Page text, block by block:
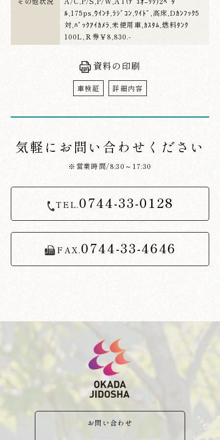
ﾙ,175ps,ｳｲﾝﾁ,ﾗｼﾞｺﾝ,ﾜｲﾄﾞ,高床,Dｶﾝﾌｯｸ5
対,ﾊﾞｯｸｱｲｶﾒﾗ,未使用車,ｶｽﾀﾑ,燃料ﾀﾝｸ
100L,Ｒ券￥8,830.-
資料の印刷
車検証 詳細内容
気軽にお問い合わせください
※営業時間/8:30～17:30
TEL.0744-33-0128
FAX.0744-33-4646
お問い合わせ